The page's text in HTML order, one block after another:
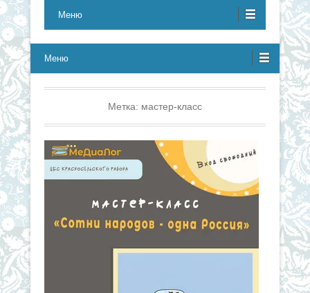
Меню
Меню
Метка: мастер-класс